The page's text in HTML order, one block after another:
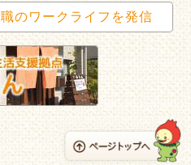
のワークライフを発信